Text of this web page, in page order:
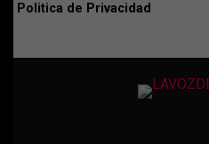
Politica de Privacidad